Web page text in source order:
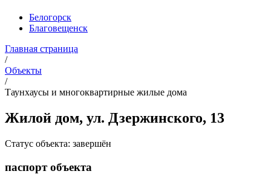
Белогорск
Благовещенск
Главная страница
/
Объекты
/
Таунхаусы и многоквартирные жилые дома
Жилой дом, ул. Дзержинского, 13
Статус объекта: завершён
паспорт объекта